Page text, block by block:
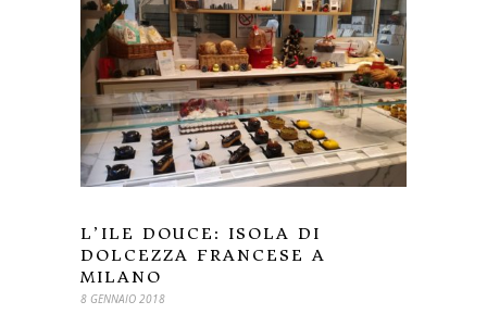
L’ILE DOUCE: ISOLA DI
DOLCEZZA FRANCESE A
MILANO
8 GENNAIO 2018